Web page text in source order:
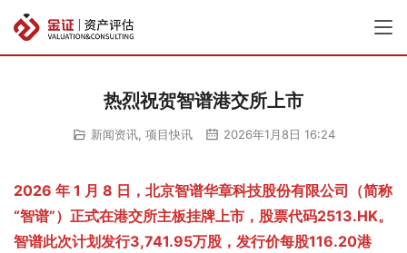
热烈祝贺智谱港交所上市
新闻资讯, 项目快讯 2026年1月8日 16:24
2026 年 1 月 8 日，北京智谱华章科技股份有限公司（简称
“智谱”）正式在港交所主板挂牌上市，股票代码2513.HK。
智谱此次计划发行3,741.95万股，发行价每股116.20港